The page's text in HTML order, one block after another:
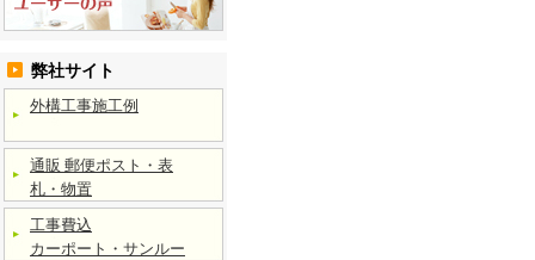
弊社サイト
外構工事施工例
通販 郵便ポスト・表
札・物置
工事費込
カーポート・サンルー